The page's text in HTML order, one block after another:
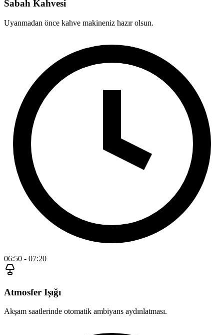
Sabah Kahvesi
Uyanmadan önce kahve makineniz hazır olsun.
06:50 - 07:20
Atmosfer Işığı
Akşam saatlerinde otomatik ambiyans aydınlatması.